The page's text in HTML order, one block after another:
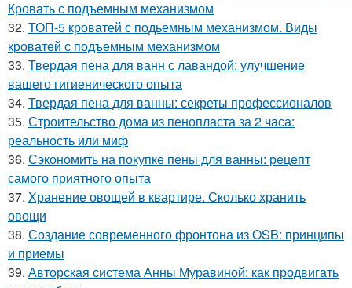
Кровать с подъемным механизмом
32. ТОП-5 кроватей с подьемным механизмом. Виды
кроватей с подъемным механизмом
33. Твердая пена для ванн с лавандой: улучшение
вашего гигиенического опыта
34. Твердая пена для ванны: секреты профессионалов
35. Строительство дома из пенопласта за 2 часа:
реальность или миф
36. Сэкономить на покупке пены для ванны: рецепт
самого приятного опыта
37. Хранение овощей в квартире. Сколько хранить
овощи
38. Создание современного фронтона из OSB: принципы
и приемы
39. Авторская система Анны Муравиной: как продвигать